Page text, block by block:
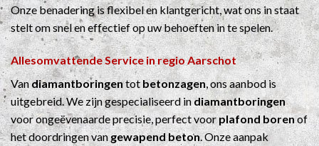
Onze benadering is flexibel en klantgericht, wat ons in staat
stelt om snel en effectief op uw behoeften in te spelen.
Allesomvattende Service in regio Aarschot
Vandiamantboringentotbetonzagen, ons aanbod is
uitgebreid. We zijn gespecialiseerd indiamantboringen
voor ongeëvenaarde precisie, perfect voorplafond borenof
het doordringen vangewapend beton. Onze aanpak